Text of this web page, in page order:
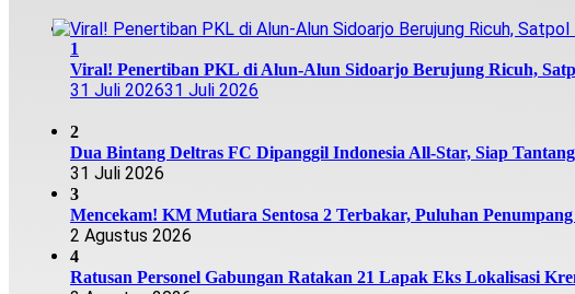
1
Viral! Penertiban PKL di Alun-Alun Sidoarjo Berujung Ricuh,
31 Juli 202631 Juli 2026
2
Dua Bintang Deltras FC Dipanggil Indonesia All-Star, Siap
31 Juli 2026
3
Mencekam! KM Mutiara Sentosa 2 Terbakar, Puluhan
2 Agustus 2026
4
Ratusan Personel Gabungan Ratakan 21 Lapak Eks Lokalisasi